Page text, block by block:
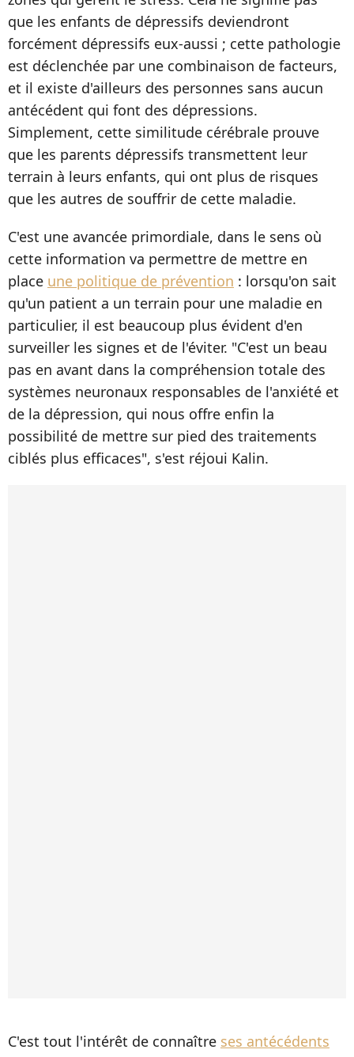
que les enfants de dépressifs deviendront
forcément dépressifs eux-aussi ; cette pathologie
est déclenchée par une combinaison de facteurs,
et il existe d'ailleurs des personnes sans aucun
antécédent qui font des dépressions.
Simplement, cette similitude cérébrale prouve
que les parents dépressifs transmettent leur
terrain à leurs enfants, qui ont plus de risques
que les autres de souffrir de cette maladie.
C'est une avancée primordiale, dans le sens où
cette information va permettre de mettre en
place une politique de prévention : lorsqu'on sait
qu'un patient a un terrain pour une maladie en
particulier, il est beaucoup plus évident d'en
surveiller les signes et de l'éviter. "C'est un beau
pas en avant dans la compréhension totale des
systèmes neuronaux responsables de l'anxiété et
de la dépression, qui nous offre enfin la
possibilité de mettre sur pied des traitements
ciblés plus efficaces", s'est réjoui Kalin.
C'est tout l'intérêt de connaître ses antécédents